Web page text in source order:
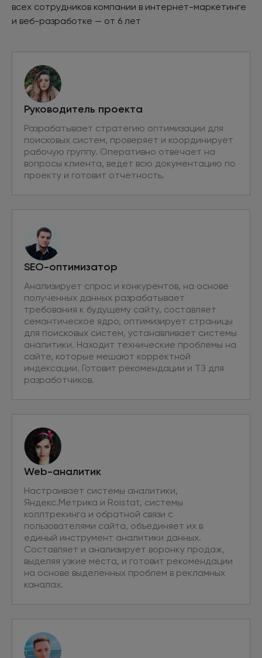
всех сотрудников компании в интернет-маркетинге
и веб-разработке — от 6 лет
Руководитель проекта
Разрабатывает стратегию оптимизации для
поисковых систем, проверяет и координирует
рабочую группу. Оперативно отвечает на
вопросы клиента, ведет всю документацию по
проекту и готовит отчетность.
SEO-оптимизатор
Анализирует спрос и конкурентов, на основе
полученных данных разрабатывает
требования к будущему сайту, составляет
семантическое ядро, оптимизирует страницы
для поисковых систем, устанавливает системы
аналитики. Находит технические проблемы на
сайте, которые мешают корректной
индексации. Готовит рекомендации и ТЗ для
разработчиков.
Web-аналитик
Настраивает системы аналитики,
Яндекс.Метрика и Roistat, системы
коллтрекинга и обратной связи с
пользователями сайта, объединяет их в
единый инструмент аналитики данных.
Составляет и анализирует воронку продаж,
выделяя узкие места, и готовит рекомендации
на основе выделенных проблем в рекламных
каналах.